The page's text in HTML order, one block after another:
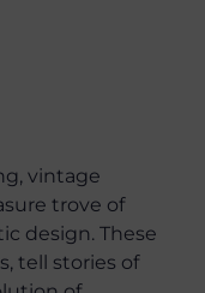
vintage
trove of
design. These
tell stories of